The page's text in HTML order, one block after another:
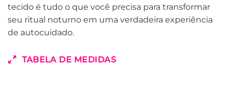
tecido é tudo o que você precisa para transformar
seu ritual noturno em uma verdadeira experiência
de autocuidado.
TABELA DE MEDIDAS